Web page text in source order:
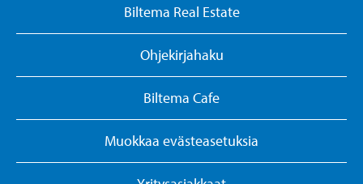
Biltema Real Estate
Ohjekirjahaku
Biltema Cafe
Muokkaa evästeasetuksia